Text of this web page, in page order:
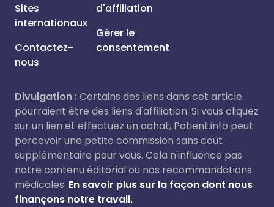
Sites
internationaux
Contactez-
nous
d'affiliation
Gérer le
consentement
Divulgation :Certains des liens dans cet article
pourraient être des liens d'affiliation. Si vous cliquez
sur un lien et effectuez un achat, Patient.info peut
percevoir une petite commission sans coût
supplémentaire pour vous. Cela n'influence pas
notre contenu éditorial ou nos recommandations
médicales. En savoir plus sur la façon dont nous
finançons notre travail.